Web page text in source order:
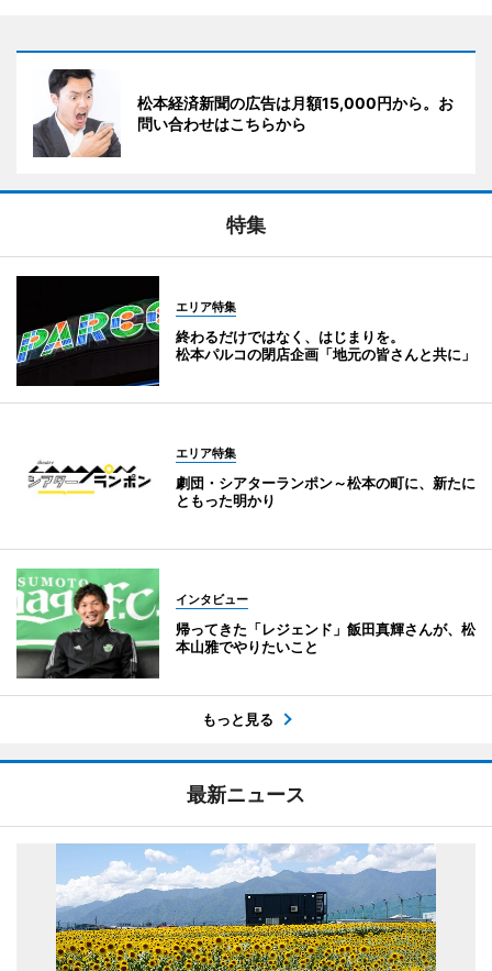
松本経済新聞の広告は月額15,000円から。お
問い合わせはこちらから
特集
エリア特集
終わるだけではなく、はじまりを。
松本パルコの閉店企画「地元の皆さんと共に」
エリア特集
劇団・シアターランポン～松本の町に、新たに
ともった明かり
インタビュー
帰ってきた「レジェンド」飯田真輝さんが、松
本山雅でやりたいこと
もっと見る
最新ニュース